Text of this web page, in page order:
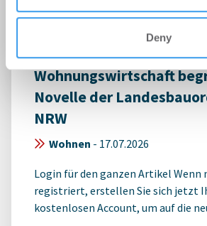
Deny
Sozial orientierte
Wohnungswirtschaft
Novelle der
NRW
Wohnen - 17.07.2026
Login für den ganzen Artikel Wenn
registriert, erstellen Sie sich jetzt
kostenlosen Account, um auf die